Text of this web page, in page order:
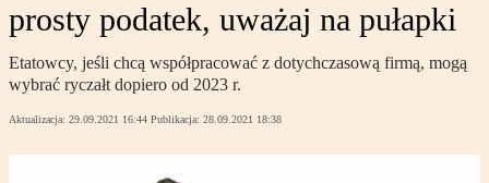
prosty podatek, uważaj na pułapki
Etatowcy, jeśli chcą współpracować z dotychczasową firmą, mogą
wybrać ryczałt dopiero od 2023 r.
Aktualizacja: 29.09.2021 16:44 Publikacja: 28.09.2021 18:38